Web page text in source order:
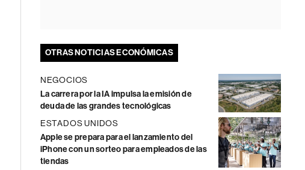
OTRAS NOTICIAS ECONÓMICAS
NEGOCIOS
La carrera por la IA impulsa la emisión de
deuda de las grandes tecnológicas
ESTADOS UNIDOS
Apple se prepara para el lanzamiento del
iPhone con un sorteo para empleados de las
tiendas